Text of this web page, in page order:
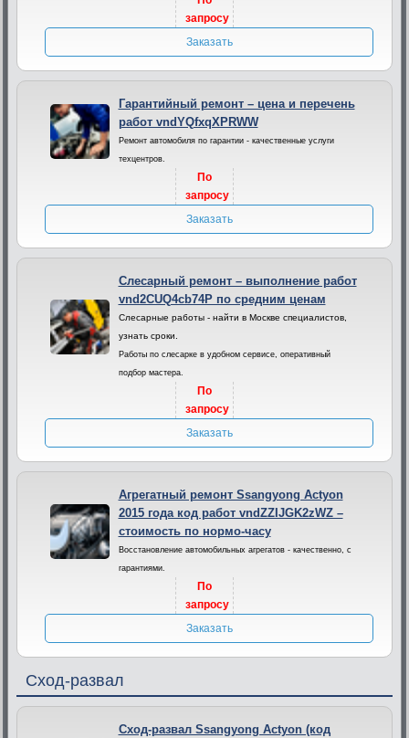
запросу
Заказать
Гарантийный ремонт – цена и перечень
работ vndYQfxqXPRWW
Ремонт автомобиля по гарантии - качественные услуги
техцентров.
По
запросу
Заказать
Слесарный ремонт – выполнение работ
vnd2CUQ4cb74P по средним ценам
Слесарные работы - найти в Москве специалистов,
узнать сроки.
Работы по слесарке в удобном сервисе, оперативный
подбор мастера.
По
запросу
Заказать
Агрегатный ремонт Ssangyong Actyon
2015 года код работ vndZZIJGK2zWZ –
стоимость по нормо-часу
Восстановление автомобильных агрегатов - качественно, с
гарантиями.
По
запросу
Заказать
Сход-развал
Сход-развал Ssangyong Actyon (код